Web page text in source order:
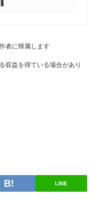
者に帰属します
収益を得ている場合があり
LINE